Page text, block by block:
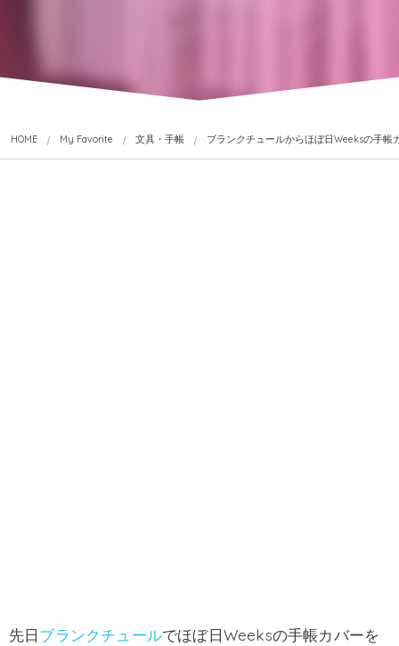
HOME My Favorite 文具・手帳 ブランクチュールからほぼ日Weeksの手帳
先日ブランクチュールでほぼ日Weeksの手帳カバーを